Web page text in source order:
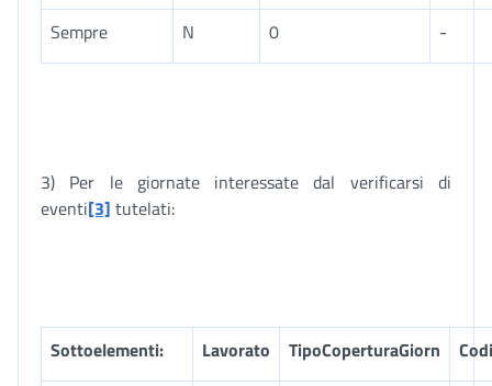
Sempre N 0 -
3) Per le giornate interessate dal verificarsi di
eventi[3] tutelati:
Sottoelementi: Lavorato TipoCoperturaGiorn